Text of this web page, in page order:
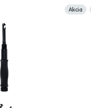
Akcia